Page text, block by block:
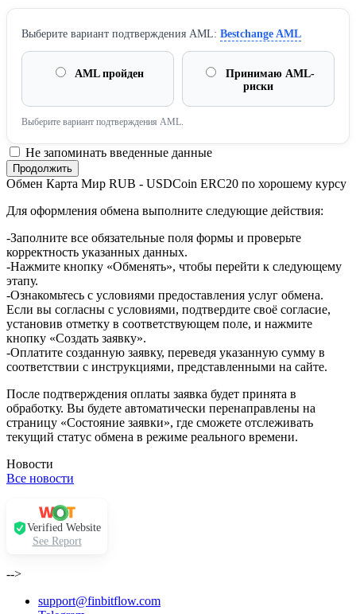
Выберите вариант подтверждения AML: Bestchange AML
AML пройден
Принимаю AML-
риски
Выберите вариант подтверждения AML.
Не запоминать введенные данные
Обмен Карта Мир RUB - USDCoin ERC20 по хорошему курсу
Для оформления обмена выполните следующие действия:
-Заполните все обязательные поля формы и проверьте
корректность указанных данных.
-Нажмите кнопку «Обменять», чтобы перейти к следующему
этапу.
-Ознакомьтесь с условиями предоставления услуг обмена.
Если вы согласны с условиями, подтвердите своё согласие,
установив отметку в соответствующем поле, и нажмите
кнопку «Создать заявку».
-Оплатите созданную заявку, переведя указанную сумму в
соответствии с инструкциями, представленными на сайте.
После подтверждения оплаты заявка будет принята в
обработку. Вы будете автоматически перенаправлены на
страницу «Состояние заявки», где сможете отслеживать
текущий статус обмена в режиме реального времени.
Новости
Все новости
Verified Website
See Report
-->
support@finbitflow.com